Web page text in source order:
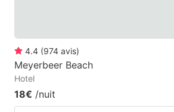
4.4 (974 avis)
Meyerbeer Beach
Hotel
18€ /nuit